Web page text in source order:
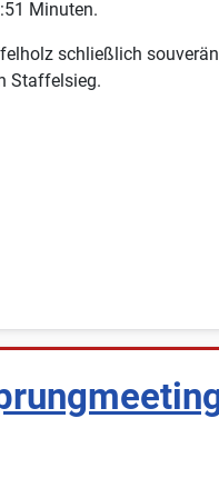
Minuten.
schließlich
Staffelsieg.